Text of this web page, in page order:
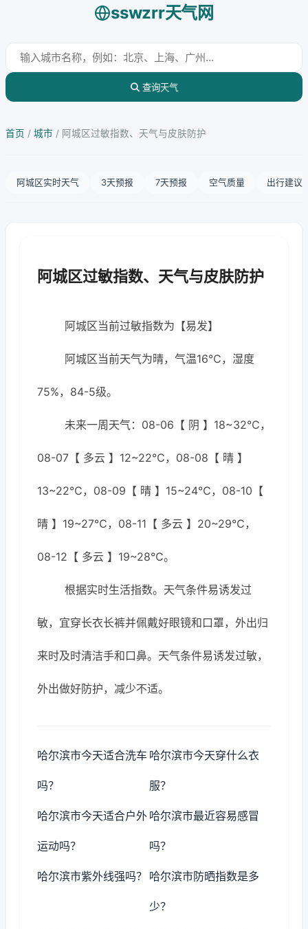
sswzrr天气网
查询天气
首页 / 城市 / 阿城区过敏指数、天气与皮肤防护
阿城区实时天气 3天预报 7天预报 空气质量 出行建议
阿城区过敏指数、天气与皮肤防护
阿城区当前过敏指数为【易发】
阿城区当前天气为晴，气温16℃，湿度
75%，84-5级。
未来一周天气：08-06【 阴 】18~32℃，
08-07【 多云 】12~22℃，08-08【 晴 】
13~22℃，08-09【 晴 】15~24℃，08-10【
晴 】19~27℃，08-11【 多云 】20~29℃，
08-12【 多云 】19~28℃。
根据实时生活指数。天气条件易诱发过
敏，宜穿长衣长裤并佩戴好眼镜和口罩，外出归
来时及时清洁手和口鼻。天气条件易诱发过敏，
外出做好防护，减少不适。
哈尔滨市今天适合洗车
吗？
哈尔滨市今天穿什么衣
服？
哈尔滨市今天适合户外
运动吗？
哈尔滨市最近容易感冒
吗？
哈尔滨市紫外线强吗？ 哈尔滨市防晒指数是多
少？